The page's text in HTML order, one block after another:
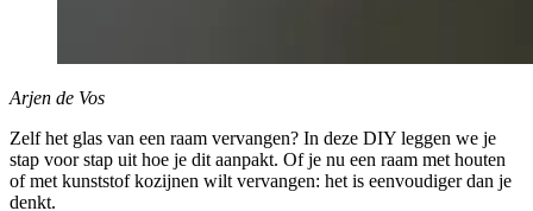
Arjen de Vos
Zelf het glas van een raam vervangen? In deze DIY leggen we je
stap voor stap uit hoe je dit aanpakt. Of je nu een raam met houten
of met kunststof kozijnen wilt vervangen: het is eenvoudiger dan je
denkt.